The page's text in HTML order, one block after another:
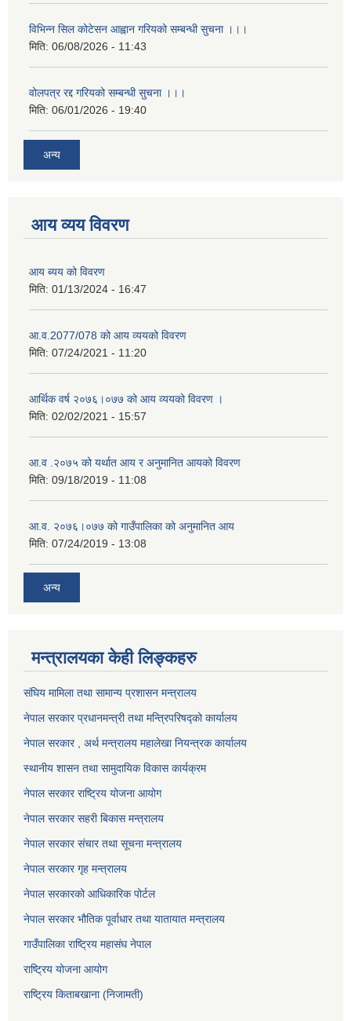
विभिन्न सिल कोटेसन आह्वान गरियको सम्बन्धी सुचना ।।।
मिति: 06/08/2026 - 11:43
वोलपत्र रद्द गरियको सम्बन्धी सुचना ।।।
मिति: 06/01/2026 - 19:40
अन्य
आय व्यय विवरण
आय ब्यय को विवरण
मिति: 01/13/2024 - 16:47
आ.व.2077/078 को आय व्ययको विवरण
मिति: 07/24/2021 - 11:20
आर्थिक वर्ष २०७६।०७७ को आय व्ययको विवरण ।
मिति: 02/02/2021 - 15:57
आ.व .२०७५ को यर्थात आय र अनुमानित आयको विवरण
मिति: 09/18/2019 - 11:08
आ.व. २०७६।०७७ को गाउँपालिका को अनुमानित आय
मिति: 07/24/2019 - 13:08
अन्य
मन्त्रालयका केही लिङ्कहरु
संघिय मामिला तथा सामान्य प्रशासन मन्त्रालय
नेपाल सरकार प्रधानमन्त्री तथा मन्त्रिपरिषद्को कार्यालय
नेपाल सरकार , अर्थ मन्त्रालय महालेखा नियन्त्रक कार्यालय
स्थानीय शासन तथा सामुदायिक विकास कार्यक्रम
नेपाल सरकार राष्ट्रिय योजना आयोग
नेपाल सरकार सहरी बिकास मन्त्रालय
नेपाल सरकार संचार तथा सूचना मन्त्रालय
नेपाल सरकार गृह मन्त्रालय
नेपाल सरकारको आधिकारिक पोर्टल
नेपाल सरकार भौतिक पूर्वाधार तथा यातायात मन्त्रालय
गाउँपालिका राष्ट्रिय महासंघ नेपाल
राष्ट्रिय योजना आयोग
राष्ट्रिय किताबखाना (निजामती)